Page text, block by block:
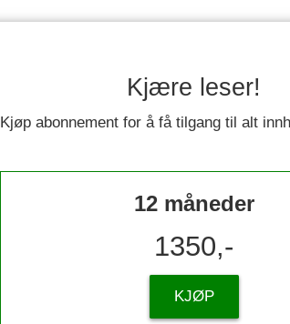
Kjære leser!
Kjøp abonnement for å få tilgang til alt
12 måneder
1350,-
KJØP